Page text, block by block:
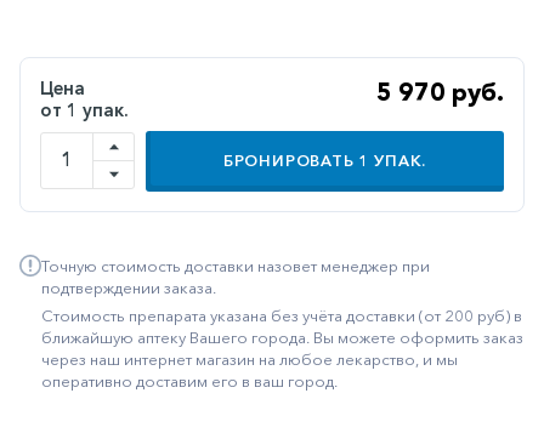
Дерматологические
Диабетические
Иммунодепрессанты
Иммуностимуляторы
Климактерические
Цена
от 1 упак.
5 970 руб.
БРОНИРОВАТЬ 1 УПАК.
Точную стоимость доставки назовет менеджер при
подтверждении заказа.
Стоимость препарата указана без учёта доставки (от 200 руб) в
ближайшую аптеку Вашего города. Вы можете оформить заказ
через наш интернет магазин на любое лекарство, и мы
оперативно доставим его в ваш город.